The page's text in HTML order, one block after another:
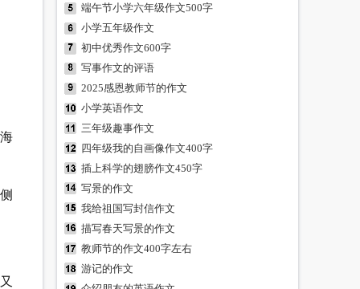
端午节小学六年级作文500字
小学五年级作文
初中优秀作文600字
写事作文的评语
2025感恩教师节的作文
小学英语作文
三年级趣事作文
四年级我的自画像作文400字
插上科学的翅膀作文450字
写景的作文
我给祖国写封信作文
描写春天写景的作文
教师节的作文400字左右
游记的作文